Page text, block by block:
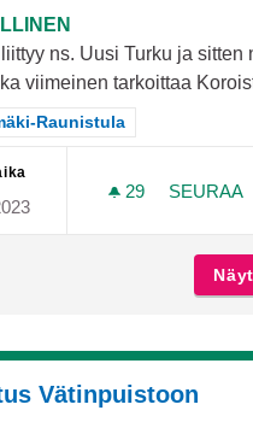
ns. Uusi Turku ja sitten
viimeinen tarkoittaa
teeman mukaan:
Raunistula
29 29
SEURAA
Vätinpuistoon